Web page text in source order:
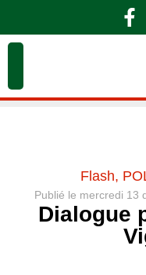
Flash,
Publié le mercredi 13
Dialogue